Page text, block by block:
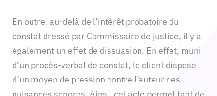
En outre, au-delà de l’intérêt probatoire du
constat dressé par Commissaire de justice, il y a
également un effet de dissuasion. En effet, muni
d’un procès-verbal de constat, le client dispose
d’un moyen de pression contre l’auteur des
nuisances sonores. Ainsi, cet acte permet tant de